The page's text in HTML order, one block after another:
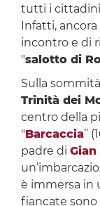
tutti i
Infatti,
incontro e di
"salotto di
Sulla
Trinità dei
centro della
"Barcaccia”
padre di
è immersa in
fiancate sono